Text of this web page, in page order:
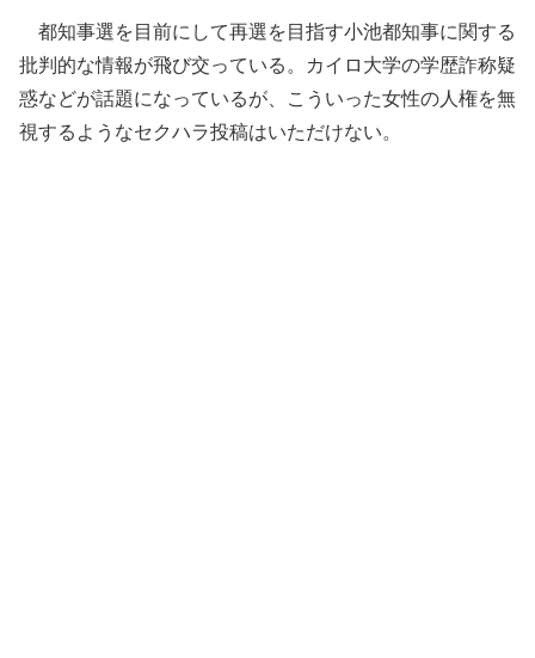
都知事選を目前にして再選を目指す小池都知事に関する
批判的な情報が飛び交っている。カイロ大学の学歴詐称疑
惑などが話題になっているが、こういった女性の人権を無
視するようなセクハラ投稿はいただけない。